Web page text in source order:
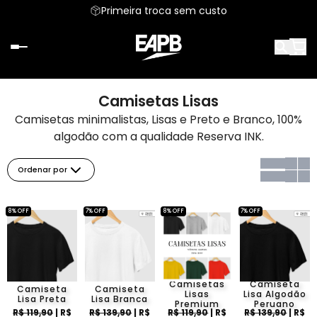
Primeira troca sem custo
Camisetas Lisas
Camisetas minimalistas, Lisas e Preto e Branco, 100%
algodão com a qualidade Reserva INK.
Ordenar por
Camiseta
Lisa Preta
R$ 119,90 | R$
8% OFF
Camiseta
Lisa Branca
R$ 139,90| R$
7% OFF
Camisetas
Lisas
Premium
R$ 119,90| R$
8% OFF
Camiseta
Lisa Algodão
Peruano
R$ 139,90| R$
7% OFF